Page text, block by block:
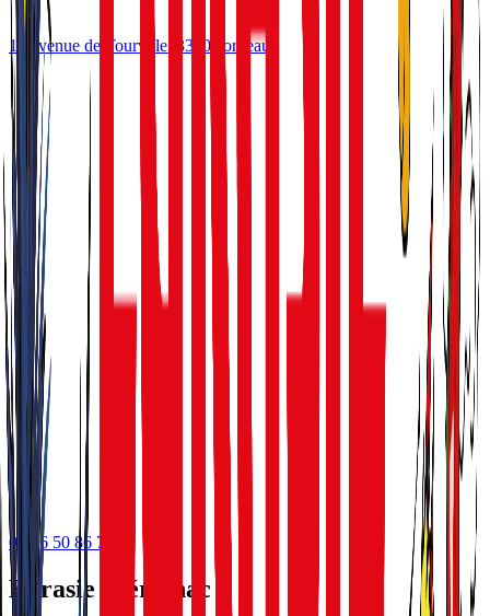
10 avenue de Tourville33300 Bordeaux
05 56 50 86 75
Eurasie Mérignac